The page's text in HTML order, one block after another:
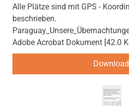
Alle Plätze sind mit GPS -
beschrieben.
Adobe Acrobat Dokument 42.0
Download